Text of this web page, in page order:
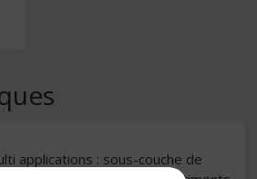
applications : sous-couche de